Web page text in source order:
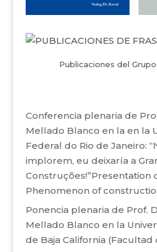
Publicaciones del Grupo
Conferencia plenaria de
Mellado Blanco en la en la
Federal do Rio de Janeiro:
implorem, eu deixaría a
Construções!”Presentation
Phenomenon of
Ponencia plenaria de Prof.
Mellado Blanco en la
de Baja California (Facultad